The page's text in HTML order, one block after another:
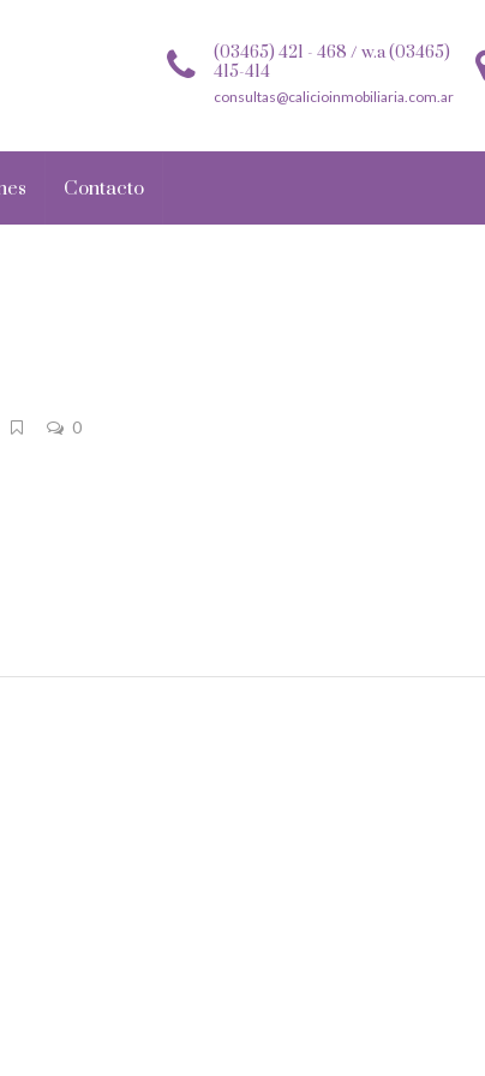
(03465) 421 - 468 / w.a (03465)
415-414
consultas@calicioinmobiliaria.com.ar
Contacto
0